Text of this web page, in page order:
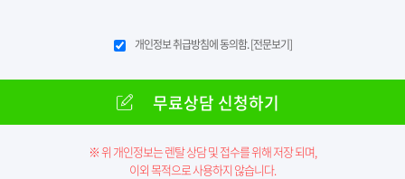
개인정보 취급방침에 동의함.[전문보기]
무료상담 신청하기
※ 위 개인정보는 렌탈 상담 및 접수를 위해 저장 되며,
이외 목적으로 사용하지 않습니다.